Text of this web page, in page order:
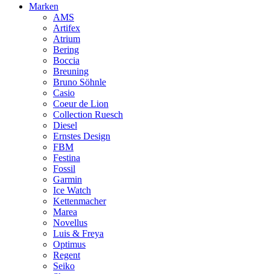
Marken
AMS
Artifex
Atrium
Bering
Boccia
Breuning
Bruno Söhnle
Casio
Coeur de Lion
Collection Ruesch
Diesel
Ernstes Design
FBM
Festina
Fossil
Garmin
Ice Watch
Kettenmacher
Marea
Novellus
Luis & Freya
Optimus
Regent
Seiko